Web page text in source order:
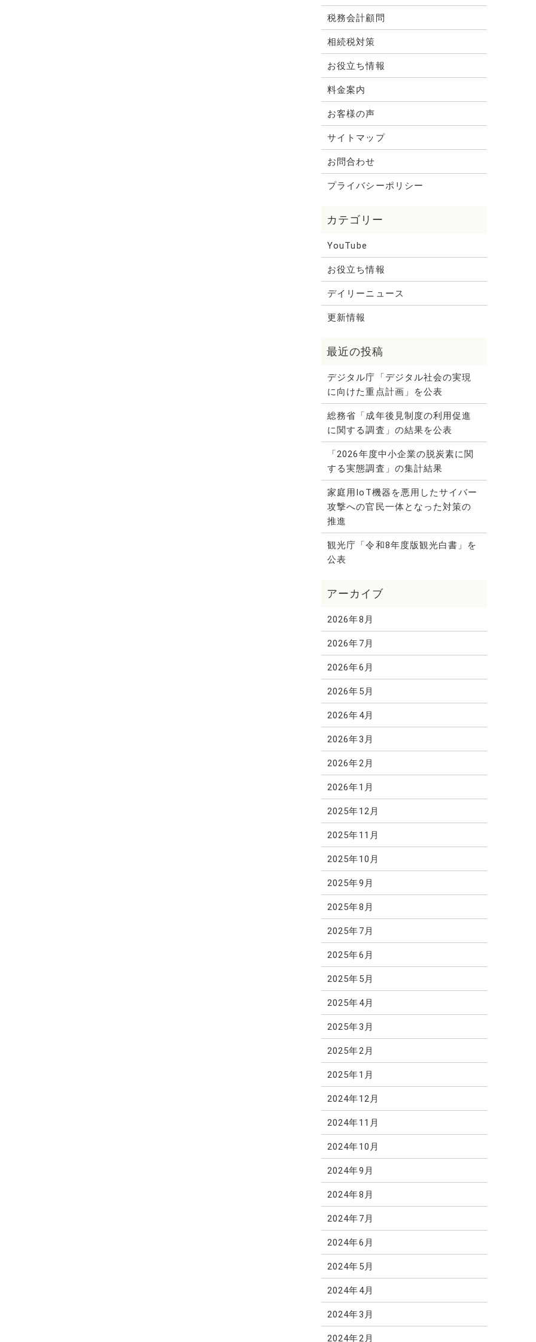
税務会計顧問
相続税対策
お役立ち情報
料金案内
お客様の声
サイトマップ
お問合わせ
プライバシーポリシー
YouTube
お役立ち情報
デイリーニュース
更新情報
デジタル庁「デジタル社会の実現
に向けた重点計画」を公表
総務省「成年後見制度の利用促進
に関する調査」の結果を公表
「2026年度中小企業の脱炭素に関
する実態調査」の集計結果
家庭用IoT機器を悪用したサイバー
攻撃への官民一体となった対策の
推進
観光庁「令和8年度版観光白書」を
公表
2026年8月
2026年7月
2026年6月
2026年5月
2026年4月
2026年3月
2026年2月
2026年1月
2025年12月
2025年11月
2025年10月
2025年9月
2025年8月
2025年7月
2025年6月
2025年5月
2025年4月
2025年3月
2025年2月
2025年1月
2024年12月
2024年11月
2024年10月
2024年9月
2024年8月
2024年7月
2024年6月
2024年5月
2024年4月
2024年3月
2024年2月